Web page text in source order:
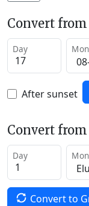
Convert
Day
After sunset
Convert
Day
Convert to